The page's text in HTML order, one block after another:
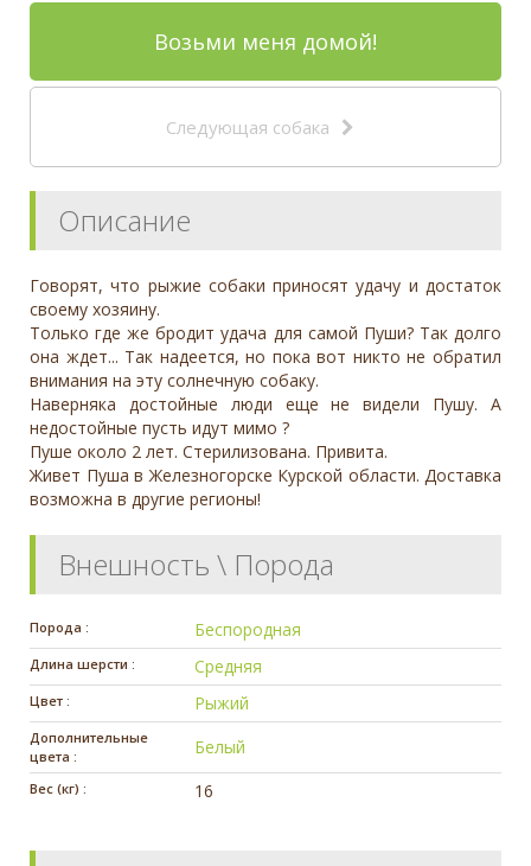
Возьми меня домой!
Следующая собака
Описание
Говорят, что рыжие собаки приносят удачу и достаток
своему хозяину.
Только где же бродит удача для самой Пуши? Так долго
она ждет... Так надеется, но пока вот никто не обратил
внимания на эту солнечную собаку.
Наверняка достойные люди еще не видели Пушу. А
недостойные пусть идут мимо ?
Пуше около 2 лет. Стерилизована. Привита.
Живет Пуша в Железногорске Курской области. Доставка
возможна в другие регионы!
Внешность \ Порода
Порода : Беспородная
Длина шерсти : Средняя
Цвет : Рыжий
Дополнительные
цвета :
Белый
Вес (кг) : 16